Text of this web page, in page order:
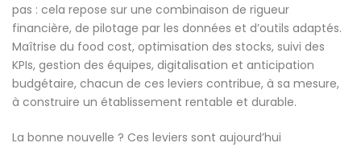
pas : cela repose sur une combinaison de rigueur
financière, de pilotage par les données et d’outils adaptés.
Maîtrise du food cost, optimisation des stocks, suivi des
KPIs, gestion des équipes, digitalisation et anticipation
budgétaire, chacun de ces leviers contribue, à sa mesure,
à construire un établissement rentable et durable.
La bonne nouvelle ? Ces leviers sont aujourd’hui